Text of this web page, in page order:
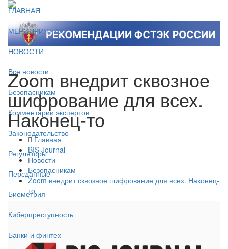
ГЛАВНАЯ
МЕРОПРИЯТИЯ
НОВОСТИ
Все новости
Безопасникам
Комментарии экспертов
Законодательство
Регуляторы
Персданные
Биометрия
Киберпреступность
Банки и финтех
Zoom внедрит сквозное
шифрование для всех.
Наконец-то
Главная
BIS Journal
Новости
Безопасникам
Zoom внедрит сквозное шифрование для всех. Наконец-
то